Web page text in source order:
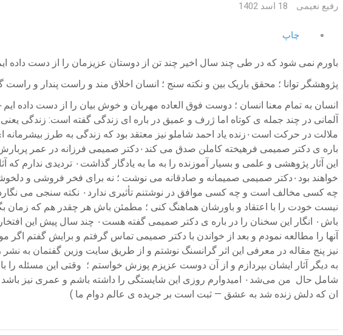
رفیع نعیمی 18 اسد 1402
چاپ
باورم نمی شود که در طی چند سال اخیر چند تن از دوستان عزیزمان را از دست داده ایم۰و هرگز باورم نمی شود که زنده یاد داکتر سید موسی صمیمی دانشمند پر
پژوهشگر توانا ؛ محقق باریک بین و نکته سنج ؛ انسان اخلاق مند و راست پندار و راست
آلمانی در چند جمله ی کوتاه اما ژرف و عمیق در باره ای زندگی گفته است: زندگی
این آثار پژوهشی و علمی و
چه کسی مخالف است و چه کسی
نیست خودت را با اعتقاد و باورشان هماهنگ کنی ؛ مطمئن باش هر چقدر هم که زمان
باش۰ انگار این سخنان را در
آنها را مطالعه نمودم و بعد از خواندن با دکتر صمیمی تماس گرفتم و برایش گفتم
به دیگر آثار ایشان بپردازم و از آن دوست عزیزم پوزش خواستم ؛ وقتی این مسئله
ان که دلش زنده شد به عشق — ثبت است بر جریده ی عالم دوام ما )